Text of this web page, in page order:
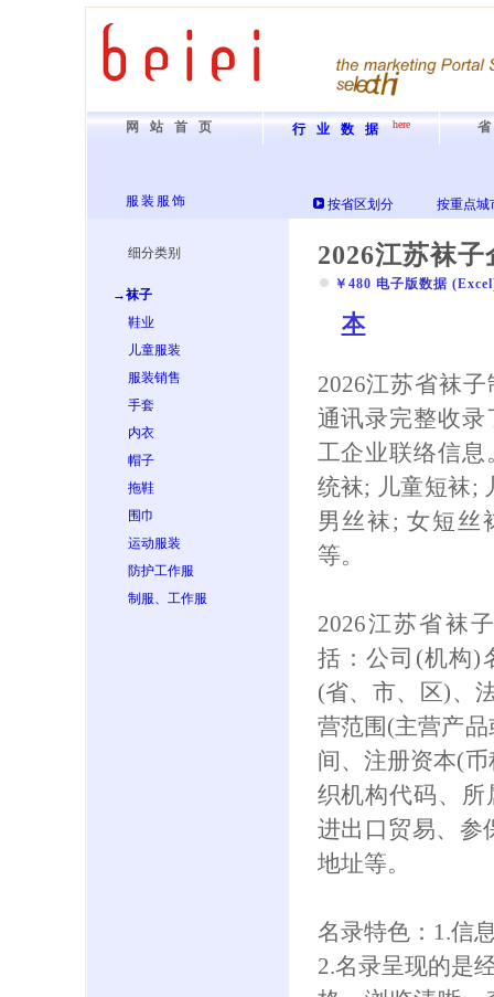
网站首页 行业数据 here
服装服饰 按省区划分 按重点城
细分类别
→袜子
鞋业
儿童服装
服装销售
手套
内衣
帽子
拖鞋
围巾
运动服装
防护工作服
制服、工作服
2026江苏袜
￥480 电子版数据
本
2026江苏省袜
通讯录完整收
工企业联络信
统袜; 儿童短袜;
男丝袜; 女短丝
等。
2026江苏省袜
括：公司(机构)
(省、市、区)、
营范围(主营产
间、注册资本(
织机构代码、
进出口贸易、参
地址等。
名录特色：1.信
2.名录呈现的是